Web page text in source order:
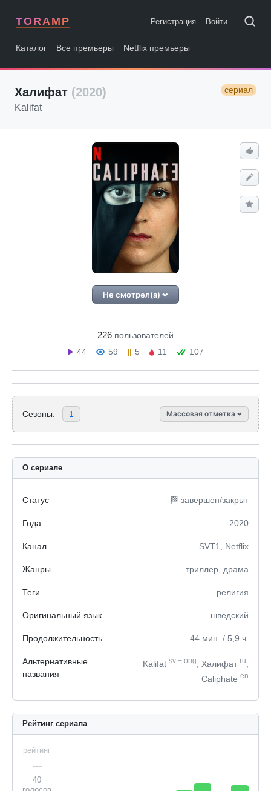
TORAMP Регистрация Войти
Каталог Все премьеры Netflix премьеры
Халифат (2020) сериал
Kalifat
Не смотрел(а)
226 пользователей
44
59 5 11 107
Сезоны: 1 Массовая отметка
О сериале
Статус 🏁 завершен/закрыт
Года 2020
Канал SVT1, Netflix
Жанры триллер драма
Теги религия
Оригинальный язык шведский
Продолжительность 44 мин. / 5,9 ч.
Альтернативные
названия
Kalifat sv + orig , Халифат ru
Caliphate en
Рейтинг сериала
рейтинг
---
40